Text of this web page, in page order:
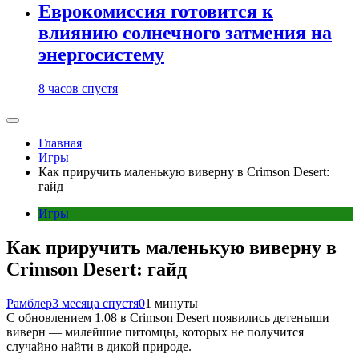
Еврокомиссия готовится к
влиянию солнечного затмения на
энергосистему
8 часов спустя
Главная
Игры
Как приручить маленькую виверну в Crimson Desert:
гайд
Игры
Как приручить маленькую виверну в
Crimson Desert: гайд
Рамблер3 месяца спустя01 минуты
С обновлением 1.08 в Crimson Desert появились детеныши
виверн — милейшие питомцы, которых не получится
случайно найти в дикой природе.